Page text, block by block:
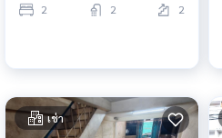
2 2 2
เช่า